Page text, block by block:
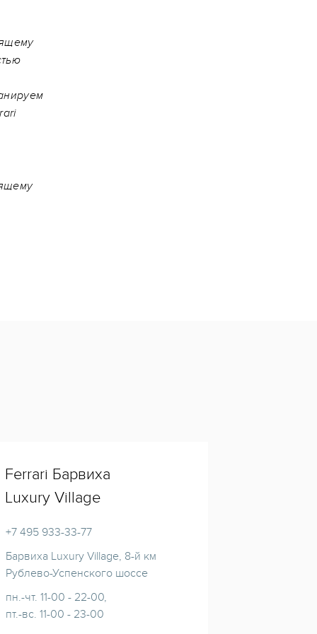
Ferrari Барвиха
Luxury Village
+7 495 933-33-77
Барвиха Luxury Village, 8-й км
Рублево-Успенского шоссе
пн.-чт. 11-00 - 22-00,
пт.-вс. 11-00 - 23-00